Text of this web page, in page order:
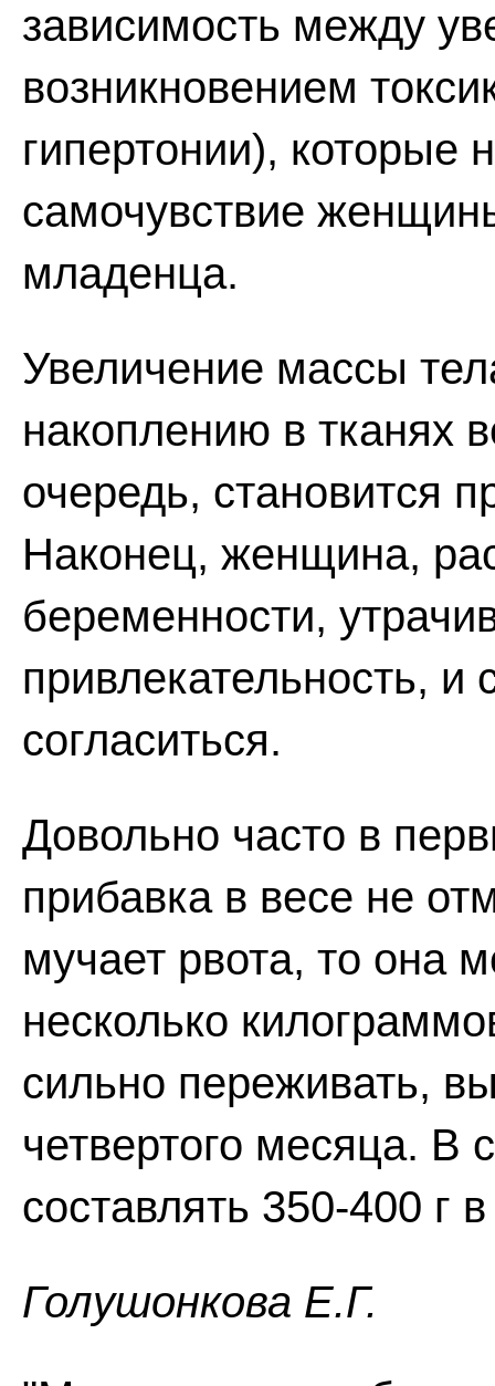
зависимость между
возникновением
гипертонии), которые
самочувствие
младенца.
Увеличение массы
накоплению в тканях
очередь, становится
Наконец, женщина,
беременности,
привлекательность, и
согласиться.
Довольно часто в
прибавка в весе не
мучает рвота, то она
несколько
сильно переживать,
четвертого месяца. В
составлять 350-400 г
Голушонкова Е.Г.